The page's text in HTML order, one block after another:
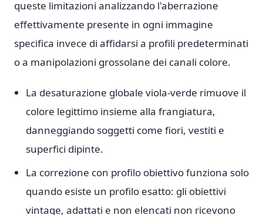
queste limitazioni analizzando l'aberrazione
effettivamente presente in ogni immagine
specifica invece di affidarsi a profili predeterminati
o a manipolazioni grossolane dei canali colore.
La desaturazione globale viola-verde rimuove il
colore legittimo insieme alla frangiatura,
danneggiando soggetti come fiori, vestiti e
superfici dipinte.
La correzione con profilo obiettivo funziona solo
quando esiste un profilo esatto: gli obiettivi
vintage, adattati e non elencati non ricevono